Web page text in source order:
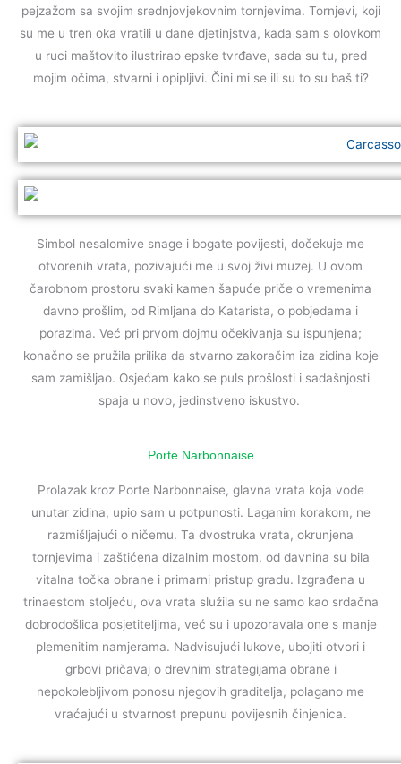
pejzažom sa svojim srednjovjekovnim tornjevima. Tornjevi, koji
su me u tren oka vratili u dane djetinjstva, kada sam s olovkom
u ruci maštovito ilustrirao epske tvrđave, sada su tu, pred
mojim očima, stvarni i opipljivi. Čini mi se ili su to su baš ti?
Simbol nesalomive snage i bogate povijesti, dočekuje me
otvorenih vrata, pozivajući me u svoj živi muzej. U ovom
čarobnom prostoru svaki kamen šapuće priče o vremenima
davno prošlim, od Rimljana do Katarista, o pobjedama i
porazima. Već pri prvom dojmu očekivanja su ispunjena;
konačno se pružila prilika da stvarno zakoračim iza zidina koje
sam zamišljao. Osjećam kako se puls prošlosti i sadašnjosti
spaja u novo, jedinstveno iskustvo.
Porte Narbonnaise
Prolazak kroz Porte Narbonnaise, glavna vrata koja vode
unutar zidina, upio sam u potpunosti. Laganim korakom, ne
razmišljajući o ničemu. Ta dvostruka vrata, okrunjena
tornjevima i zaštićena dizalnim mostom, od davnina su bila
vitalna točka obrane i primarni pristup gradu. Izgrađena u
trinaestom stoljeću, ova vrata služila su ne samo kao srdačna
dobrodošlica posjetiteljima, već su i upozoravala one s manje
plemenitim namjerama. Nadvisujući lukove, ubojiti otvori i
grbovi pričavaj o drevnim strategijama obrane i
nepokolebljivom ponosu njegovih graditelja, polagano me
vraćajući u stvarnost prepunu povijesnih činjenica.